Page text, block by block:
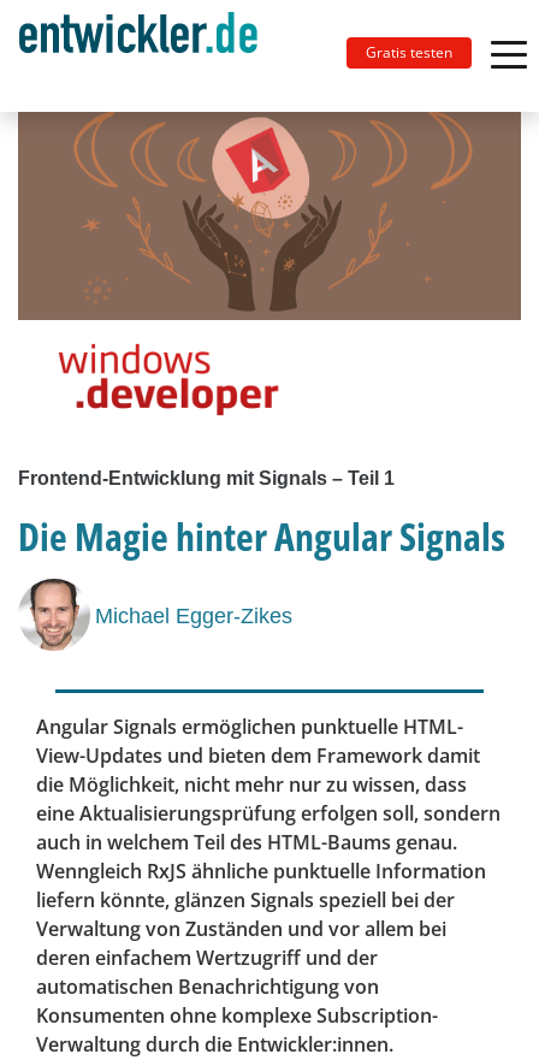
Gratis testen
Frontend-Entwicklung mit Signals – Teil 1
Die Magie hinter Angular Signals
Michael Egger-Zikes
Angular Signals ermöglichen punktuelle HTML-
View-Updates und bieten dem Framework damit
die Möglichkeit, nicht mehr nur zu wissen, dass
eine Aktualisierungsprüfung erfolgen soll, sondern
auch in welchem Teil des HTML-Baums genau.
Wenngleich RxJS ähnliche punktuelle Information
liefern könnte, glänzen Signals speziell bei der
Verwaltung von Zuständen und vor allem bei
deren einfachem Wertzugriff und der
automatischen Benachrichtigung von
Konsumenten ohne komplexe Subscription-
Verwaltung durch die Entwickler:innen.